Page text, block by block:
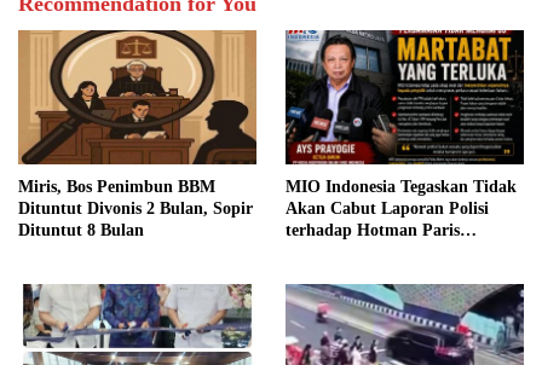
Miris, Bos Penimbun BBM
Dituntut Divonis 2 Bulan, Sopir
Dituntut 8 Bulan
MIO Indonesia Tegaskan Tidak
Akan Cabut Laporan Polisi
terhadap Hotman Paris